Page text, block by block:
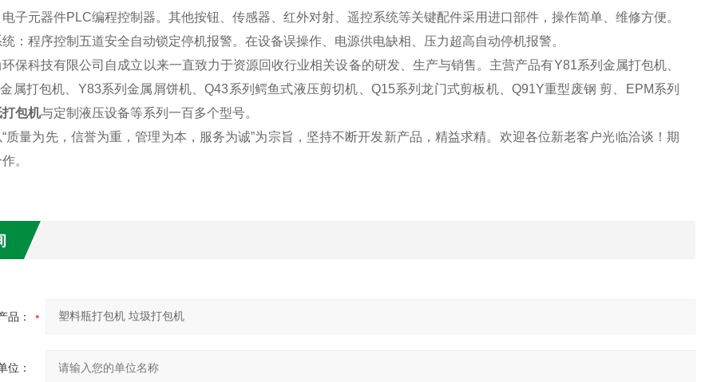
子元器件PLC编程控制器。其他按钮、传感器、红外对射、遥控系统等关键配件采用进口部件，操作简单、维修方便。
：程序控制五道安全自动锁定停机报警。在设备误操作、电源供电缺相、压力超高自动停机报警。
保科技有限公司自成立以来一直致力于资源回收行业相关设备的研发、生产与销售。主营产品有Y81系列金属打包机、
属打包机、Y83系列金属屑饼机、Q43系列鳄鱼式液压剪切机、Q15系列龙门式剪板机、Q91Y重型废钢 剪、EPM系列
打包机与定制液压设备等系列一百多个型号。
质量为先，信誉为重，管理为本，服务为诚”为宗旨，坚持不断开发新产品，精益求精。欢迎各位新老客户光临洽谈！期
。
品：
位：